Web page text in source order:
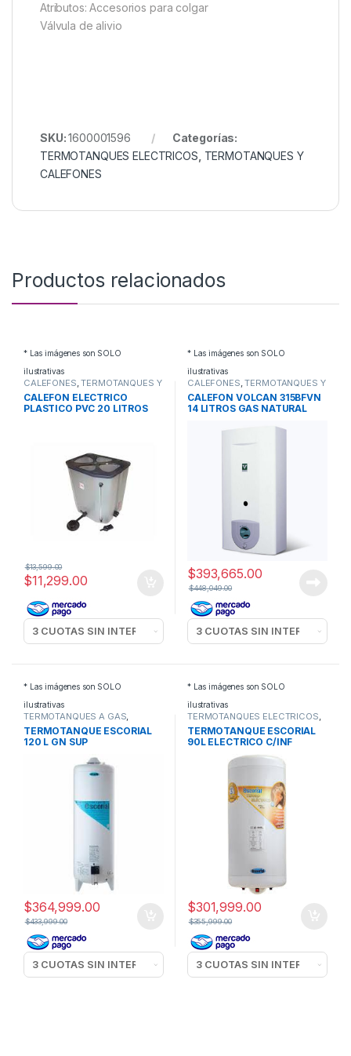
Atributos: Accesorios para colgar
Válvula de alivio
SKU:1600001596
Categorías:
TERMOTANQUES ELECTRICOS TERMOTANQUES Y
CALEFONES
Productos relacionados
* Las imágenes son SOLO
ilustrativas
CALEFONES,TERMOTANQUES Y
CALEFONES
CALEFON ELECTRICO
PLASTICO PVC 20 LITROS
$11,299.00
$13,599.00
* Las imágenes son SOLO
ilustrativas
CALEFONES,TERMOTANQUES Y
CALEFONES
CALEFON VOLCAN 315BFVN
14 LITROS GAS NATURAL
$393,665.00
$448,049.00
* Las imágenes son SOLO
ilustrativas
TERMOTANQUES A GAS,
TERMOTANQUES Y CALEFONES
TERMOTANQUE ESCORIAL
120 L GN SUP
$364,999.00
$433,999.00
* Las imágenes son SOLO
ilustrativas
TERMOTANQUES ELECTRICOS,
TERMOTANQUES Y CALEFONES
TERMOTANQUE ESCORIAL
90L ELECTRICO C/INF
$301,999.00
$355,999.00